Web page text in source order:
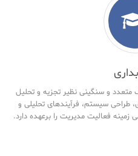
متعدد و سنگینی نظیر تجزیه و تحلیل
طراحی سیستم، فرآیندهای تحلیلی و
زمینه فعالیت مدیریت را برعهده دارد.